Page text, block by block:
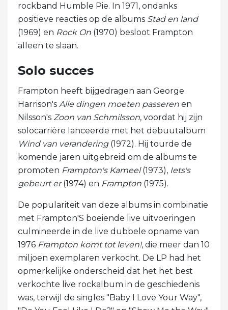
rockband Humble Pie. In 1971, ondanks
positieve reacties op de albums Stad en land
(1969) en Rock On (1970) besloot Frampton
alleen te slaan.
Solo succes
Frampton heeft bijgedragen aan George
Harrison's Alle dingen moeten passeren en
Nilsson's Zoon van Schmilsson, voordat hij zijn
solocarrière lanceerde met het debuutalbum
Wind van verandering(1972). Hij tourde de
komende jaren uitgebreid om de albums te
promoten Frampton's Kameel(1973), Iets's
gebeurt er(1974) en Frampton (1975).
De populariteit van deze albums in combinatie
met Frampton'S boeiende live uitvoeringen
culmineerde in de live dubbele opname van
1976 Frampton komt tot leven!, die meer dan 10
miljoen exemplaren verkocht. De LP had het
opmerkelijke onderscheid dat het het best
verkochte live rockalbum in de geschiedenis
was, terwijl de singles "Baby I Love Your Way",